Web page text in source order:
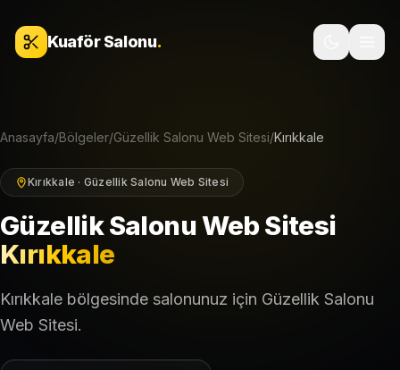
Kuaför Salonu.
Anasayfa/Bölgeler/Güzellik Salonu Web Sitesi/Kırıkkale
Kırıkkale · Güzellik Salonu Web Sitesi
Güzellik Salonu Web Sitesi
Kırıkkale
Kırıkkale bölgesinde salonunuz için Güzellik Salonu
Web Sitesi.